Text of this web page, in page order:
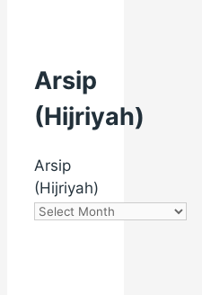
Arsip
(Hijriyah)
Arsip
(Hijriyah)